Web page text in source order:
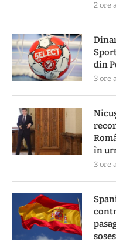
2 ore
din
3 ore
în
3 ore